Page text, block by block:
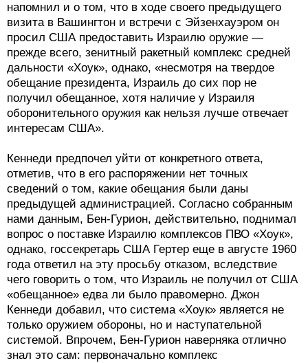
напомнил и о том, что в ходе своего предыдущего
визита в Вашингтон и встречи с Эйзенхауэром он
просил США предоставить Израилю оружие —
прежде всего, зенитный ракетный комплекс средней
дальности «Хоук», однако, «несмотря на твердое
обещание президента, Израиль до сих пор не
получил обещанное, хотя наличие у Израиля
оборонительного оружия как нельзя лучше отвечает
интересам США».
Кеннеди предпочел уйти от конкретного ответа,
отметив, что в его распоряжении нет точных
сведений о том, какие обещания были даны
предыдущей администрацией. Согласно собранным
нами данным, Бен-Гурион, действительно, поднимал
вопрос о поставке Израилю комплексов ПВО «Хоук»,
однако, госсекретарь США Гертер еще в августе 1960
года ответил на эту просьбу отказом, вследствие
чего говорить о том, что Израиль не получил от США
«обещанное» едва ли было правомерно. Джон
Кеннеди добавил, что система «Хоук» является не
только оружием обороны, но и наступательной
системой. Впрочем, Бен-Гурион наверняка отлично
знал это сам: первоначально комплекс